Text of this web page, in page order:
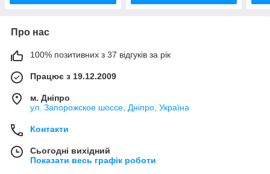
Про нас
100% позитивних з 37 відгуків за рік
Працює з 19.12.2009
м. Дніпро
ул. Запорожское шоссе, Дніпро, Україна
Контакти
Сьогодні вихідний
Показати весь графік роботи